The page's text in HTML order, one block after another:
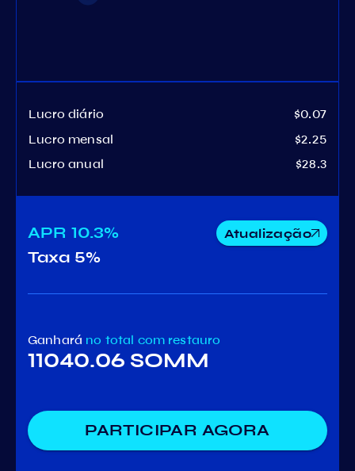
Lucro diário
$0.07
Lucro mensal
$2.25
Lucro anual
$28.3
APR 10.3% Atualização
Taxa 5%
Ganhará no total com restauro
11040.06 SOMM
PARTICIPAR AGORA